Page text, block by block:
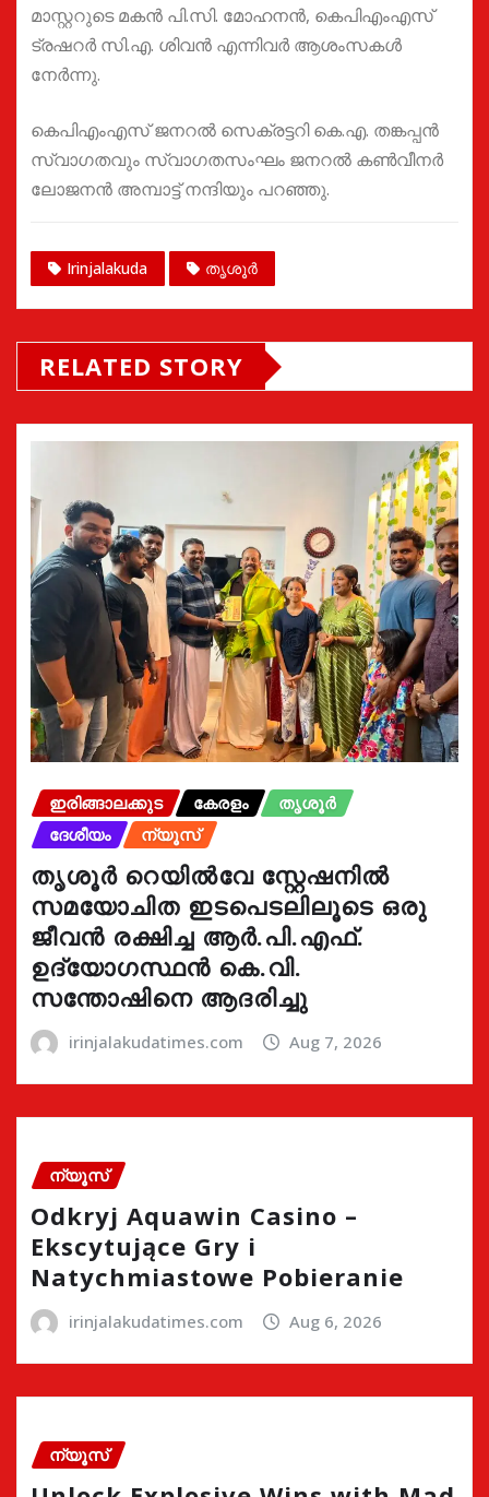
മാസ്റ്ററുടെ മകൻ പി.സി. മോഹനൻ, കെപിഎംഎസ്
ട്രഷറർ സി.എ. ശിവൻ എന്നിവർ ആശംസകൾ
നേർന്നു.
കെപിഎംഎസ് ജനറൽ സെക്രട്ടറി കെ.എ. തങ്കപ്പൻ
സ്വാഗതവും സ്വാഗതസംഘം ജനറൽ കൺവീനർ
ലോജനൻ അമ്പാട്ട് നന്ദിയും പറഞ്ഞു.
Irinjalakuda തൃശൂർ
RELATED STORY
ഇരിങ്ങാലക്കുട കേരളം
തൃശൂർ
ദേശീയം
ന്യൂസ്
തൃശൂർ റെയിൽവേ സ്റ്റേഷനിൽ
സമയോചിത ഇടപെടലിലൂടെ ഒരു
ജീവൻ രക്ഷിച്ച ആർ.പി.എഫ്.
ഉദ്യോഗസ്ഥൻ കെ.വി.
സന്തോഷിനെ ആദരിച്ചു
irinjalakudatimes.com Aug 7, 2026
ന്യൂസ്
Odkryj Aquawin Casino –
Ekscytujące Gry i
Natychmiastowe Pobieranie
irinjalakudatimes.com Aug 6, 2026
ന്യൂസ്